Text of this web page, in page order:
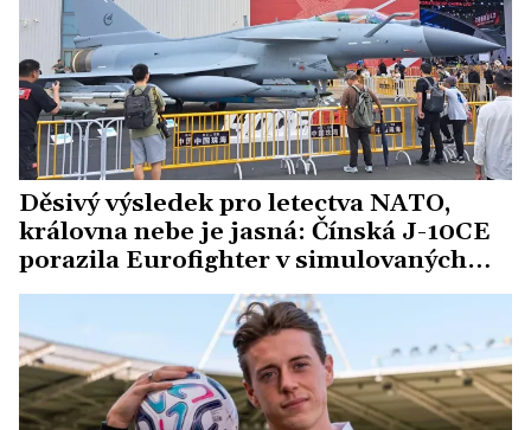
Děsivý výsledek pro letectva NATO,
královna nebe je jasná: Čínská J-10CE
porazila Eurofighter v simulovaných
soubojích 9:0